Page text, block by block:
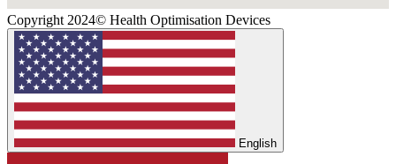
Copyright 2024© Health Optimisation Devices
English